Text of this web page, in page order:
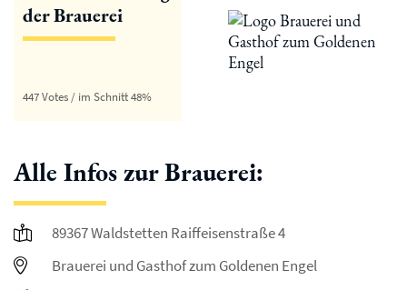
der Brauerei
447 Votes / im Schnitt 48%
Alle Infos zur Brauerei:
89367 Waldstetten Raiffeisenstraße 4
Brauerei und Gasthof zum Goldenen Engel